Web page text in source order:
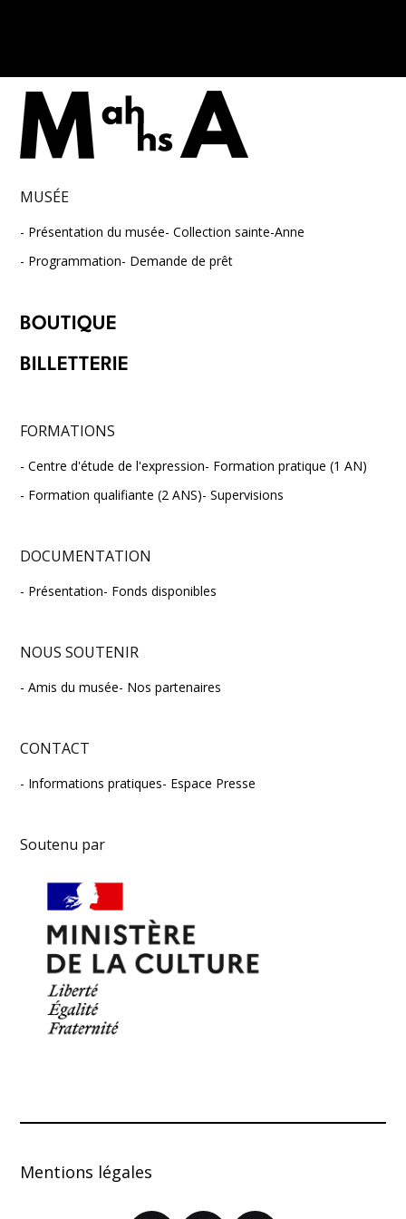
MUSÉE
Présentation du musée Collection sainte-Anne
Programmation Demande de prêt
BOUTIQUE
BILLETTERIE
FORMATIONS
Centre d'étude de l'expression Formation pratique (1 AN)
Formation qualifiante (2 ANS) Supervisions
DOCUMENTATION
Présentation Fonds disponibles
NOUS SOUTENIR
Amis du musée Nos partenaires
CONTACT
Informations pratiques Espace Presse
Soutenu par
Mentions légales